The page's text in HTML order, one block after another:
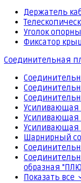
Держатель
Уголок
Фиксатор
Соединительная
Усиливающая
Усиливающая
Усиливающая
Шарнирный
образная
Показать все